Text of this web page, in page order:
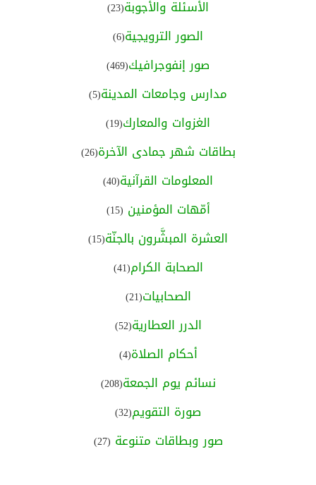
الأسئلة والأجوبة(23)
الصور الترويجية(6)
صور إنفوجرافيك(469)
مدارس وجامعات المدينة(5)
الغزوات والمعارك(19)
بطاقات شهر جمادى الآخرة(26)
المعلومات القرآنية(40)
أمّهات المؤمنين (15)
العشرة المبشَّرون بالجنّة(15)
الصحابة الكرام(41)
الصحابيات(21)
الدرر العطارية(52)
أحكام الصلاة(4)
نسائم يوم الجمعة(208)
صورة التقويم(32)
صور وبطاقات متنوعة (27)